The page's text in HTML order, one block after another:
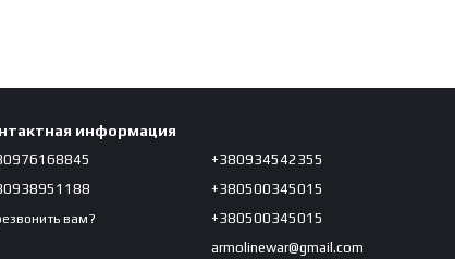
информация
вам?
+380934542355
+380500345015
+380500345015
armolinewar@gmail.com